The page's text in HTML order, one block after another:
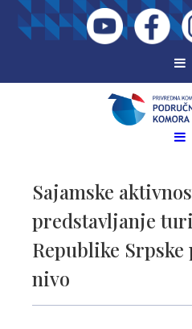
Sajamske
predstavljanje
Republike
nivo